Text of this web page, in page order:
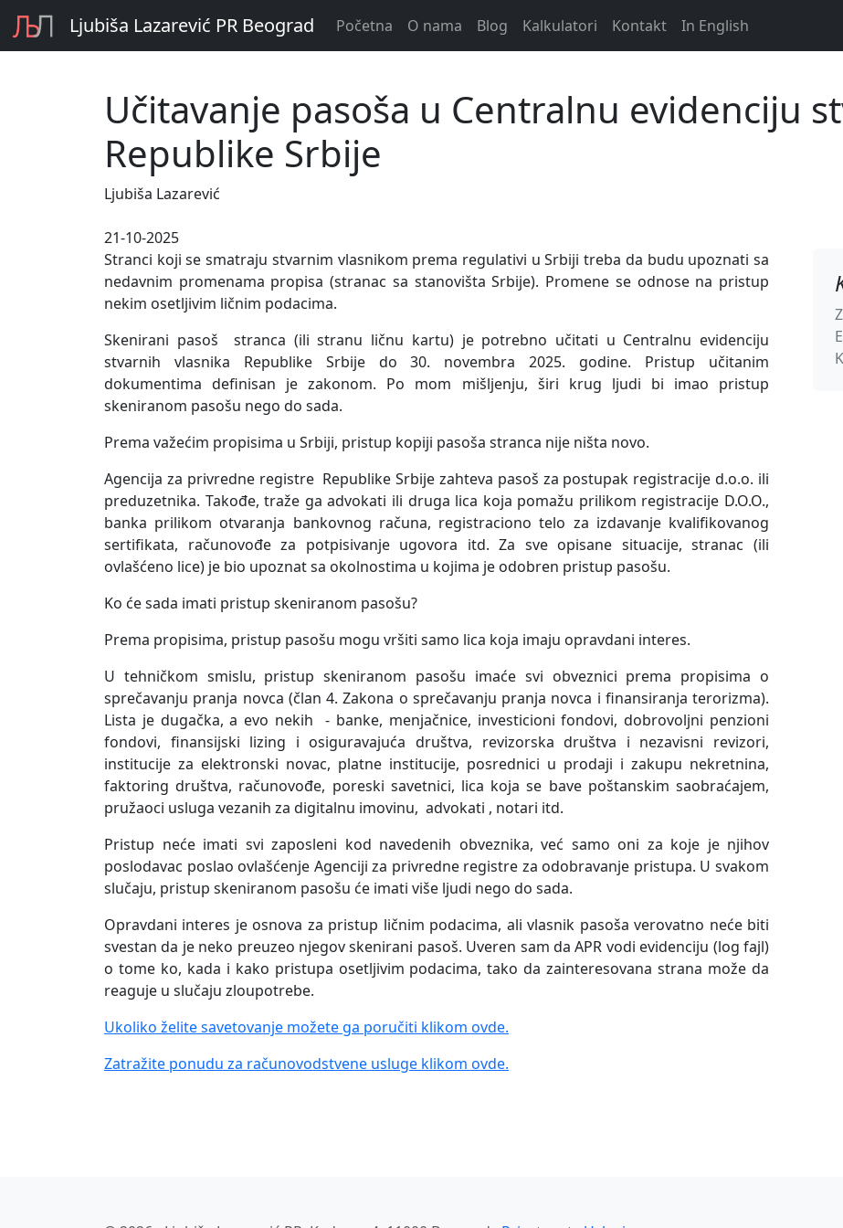
Ljubiša Lazarević PR Beograd Početna O nama Blog Kalkulatori Kontakt In English
Učitavanje pasoša u Centralnu evidenciju
Republike Srbije
Ljubiša Lazarević
21-10-2025
Stranci koji se smatraju stvarnim vlasnikom prema regulativi u Srbiji treba da budu upoznati sa
nedavnim promenama propisa (stranac sa stanovišta Srbije). Promene se odnose na pristup
nekim osetljivim ličnim podacima.
Skenirani pasoš stranca (ili stranu ličnu kartu) je potrebno učitati u Centralnu evidenciju
stvarnih vlasnika Republike Srbije do 30. novembra 2025. godine. Pristup učitanim
dokumentima definisan je zakonom. Po mom mišljenju, širi krug ljudi bi imao pristup
skeniranom pasošu nego do sada.
Prema važećim propisima u Srbiji, pristup kopiji pasoša stranca nije ništa novo.
Agencija za privredne registre Republike Srbije zahteva pasoš za postupak registracije d.o.o. ili
preduzetnika. Takođe, traže ga advokati ili druga lica koja pomažu prilikom registracije D.O.O.,
banka prilikom otvaranja bankovnog računa, registraciono telo za izdavanje kvalifikovanog
sertifikata, računovođe za potpisivanje ugovora itd. Za sve opisane situacije, stranac (ili
ovlašćeno lice) je bio upoznat sa okolnostima u kojima je odobren pristup pasošu.
Ko će sada imati pristup skeniranom pasošu?
Prema propisima, pristup pasošu mogu vršiti samo lica koja imaju opravdani interes.
U tehničkom smislu, pristup skeniranom pasošu imaće svi obveznici prema propisima o
sprečavanju pranja novca (član 4. Zakona o sprečavanju pranja novca i finansiranja terorizma).
Lista je dugačka, a evo nekih - banke, menjačnice, investicioni fondovi, dobrovoljni penzioni
fondovi, finansijski lizing i osiguravajuća društva, revizorska društva i nezavisni revizori,
institucije za elektronski novac, platne institucije, posrednici u prodaji i zakupu nekretnina,
faktoring društva, računovođe, poreski savetnici, lica koja se bave poštanskim saobraćajem,
pružaoci usluga vezanih za digitalnu imovinu, advokati , notari itd.
Pristup neće imati svi zaposleni kod navedenih obveznika, već samo oni za koje je njihov
poslodavac poslao ovlašćenje Agenciji za privredne registre za odobravanje pristupa. U svakom
slučaju, pristup skeniranom pasošu će imati više ljudi nego do sada.
Opravdani interes je osnova za pristup ličnim podacima, ali vlasnik pasoša verovatno neće biti
svestan da je neko preuzeo njegov skenirani pasoš. Uveren sam da APR vodi evidenciju (log fajl)
o tome ko, kada i kako pristupa osetljivim podacima, tako da zainteresovana strana može da
reaguje u slučaju zloupotrebe.
Ukoliko želite savetovanje možete ga poručiti klikom ovde.
Zatražite ponudu za računovodstvene usluge klikom ovde.